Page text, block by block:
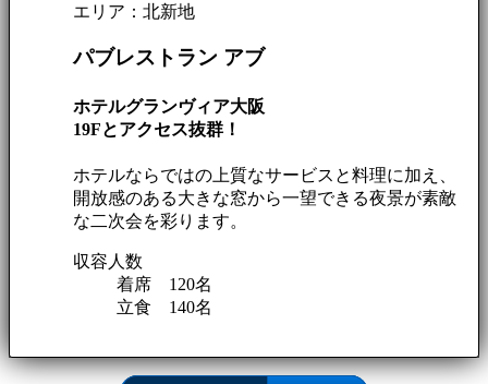
エリア：北新地
パブレストラン アブ
ホテルグランヴィア大阪
19Fとアクセス抜群！
ホテルならではの上質なサービスと料理に加え、
開放感のある大きな窓から一望できる夜景が素敵
な二次会を彩ります。
収容人数
着席 120名
立食 140名